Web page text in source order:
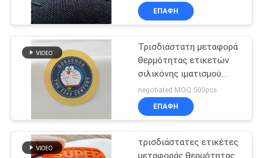
ΕΠΑΦΉ
Τρισδιάστατη μεταφορά
θερμότητας ετικετών
σιλικόνης ιματισμού
σιδερώματος σχεδίων
κινούμενων σχεδίων
negotiated MOQ:500pcs
ΕΠΑΦΉ
τρισδιάστατες ετικέτες
μεταφοράς θερμότητας